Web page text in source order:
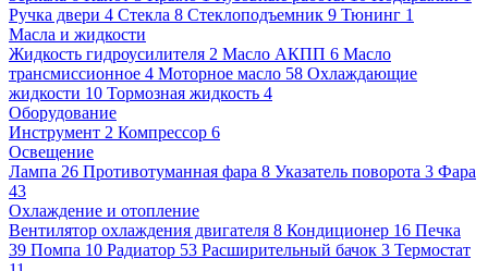
Ручка двери 4 Стекла 8 Стеклоподъемник 9 Тюнинг 1
Масла и жидкости
Жидкость гидроусилителя 2 Масло АКПП 6 Масло
трансмиссионное 4 Моторное масло 58 Охлаждающие
жидкости 10 Тормозная жидкость 4
Оборудование
Инструмент 2 Компрессор 6
Освещение
Лампа 26 Противотуманная фара 8 Указатель поворота 3 Фара
43
Охлаждение и отопление
Вентилятор охлаждения двигателя 8 Кондиционер 16 Печка
39 Помпа 10 Радиатор 53 Расширительный бачок 3 Термостат